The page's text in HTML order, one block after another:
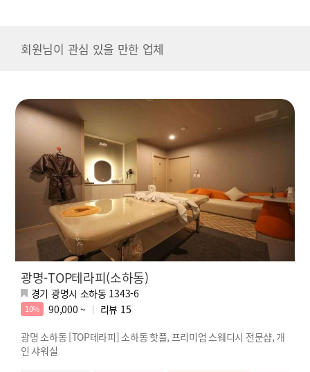
회원님이 관심 있을 만한 업체
광명-TOP테라피(소하동)
경기 광명시 소하동 1343-6
10% 90,000 ~ 리뷰 15
광명 소하동 [TOP테라피] 소하동 핫플, 프리미엄 스웨디시 전문샵, 개
인 샤워실